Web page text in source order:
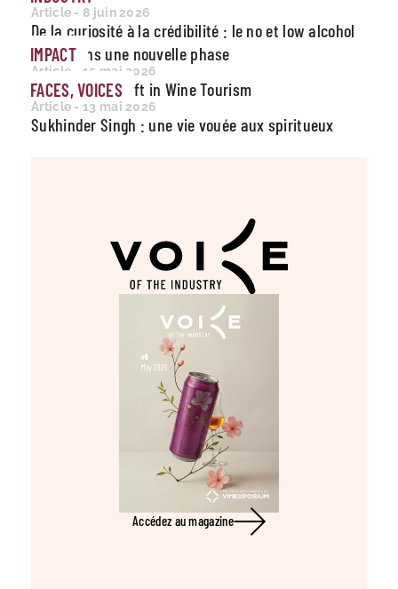
Article - 8 juin 2026
De la curiosité à la crédibilité : le no et low alcohol
entre dans une nouvelle phase
IMPACT
Article - 15 mai 2026
A Structural Shift in Wine Tourism
FACES, VOICES
Article - 13 mai 2026
Sukhinder Singh : une vie vouée aux spiritueux
Accédez au magazine